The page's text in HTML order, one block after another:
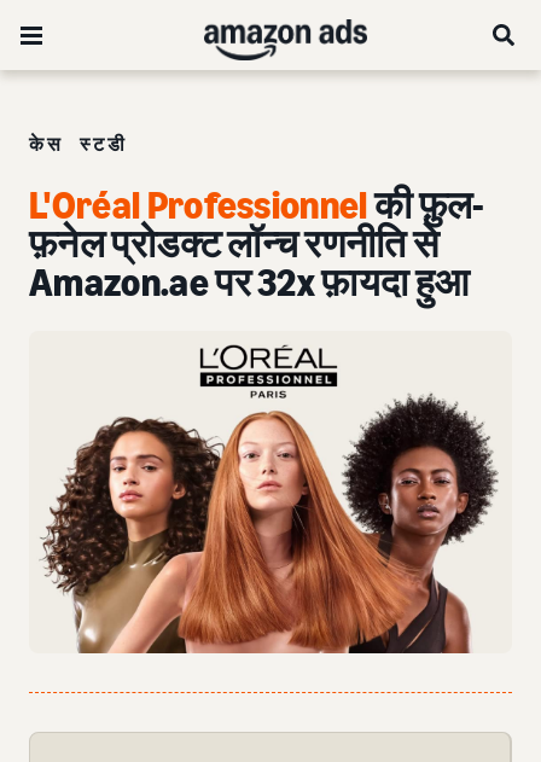
केस स्टडी
L'Oréal Professionnelकी फ़ुल-
फ़नेल प्रोडक्ट लॉन्च रणनीति से
Amazon.ae पर 32x फ़ायदा हुआ